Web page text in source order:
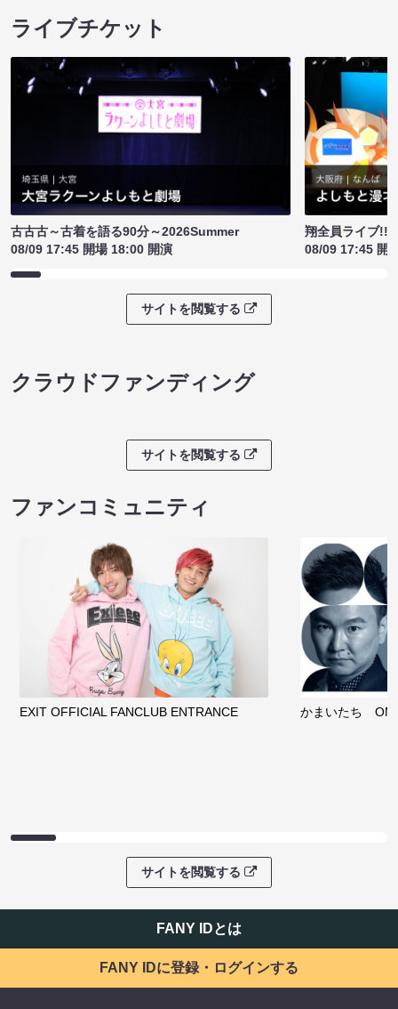
ライブチケット
古古古～古着を語る90分～2026Summer
08/09 17:45 開場 18:00 開演
翔全員ライブ!!!
08/09 17:45 開
サイトを閲覧する
クラウドファンディング
サイトを閲覧する
ファンコミュニティ
EXIT OFFICIAL FANCLUB ENTRANCE かまいたち
サイトを閲覧する
FANY IDとは
FANY IDに登録・ログインする